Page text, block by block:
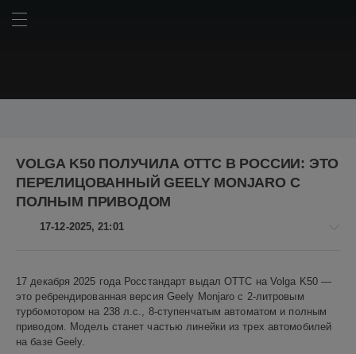
Kia
Lada LADA Granta Lada Niva Travel
Mercedes
Mercedes-Benz
Porsche Tesla Toyota Авто
АвтоВАЗ
Американские автомобили
Китайские автомобили
Россия
Японские автомобили автомобили
автопром
авторынок
внедорожники гибрид гибриды
кроссоверы
пошлины
российский автопром седаны
электромобили
VOLGA K50 ПОЛУЧИЛА ОТТС В РОССИИ: ЭТО
ПЕРЕЛИЦОВАННЫЙ GEELY MONJARO С
ПОЛНЫМ ПРИВОДОМ
17-12-2025, 21:01
новости
Алекс
Новикович
36
17 декабря 2025 года Росстандарт выдал ОТТС на Volga K50 —
это ребрендированная версия Geely Monjaro с 2-литровым
турбомотором на 238 л.с., 8-ступенчатым автоматом и полным
приводом. Модель станет частью линейки из трех автомобилей
на базе Geely.